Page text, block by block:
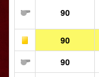
90
90
90